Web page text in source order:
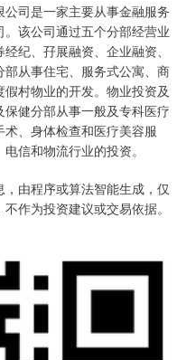
司是一家主要从事金融服务
该公司通过五个分部经营业
纪、孖展融资、企业融资、
从事住宅、服务式公寓、商
村物业的开发。物业投资及
健分部从事一般及专科医疗
、身体检查和医疗美容服
信和物流行业的投资。
，由程序或算法智能生成，仅
作为投资建议或交易依据。